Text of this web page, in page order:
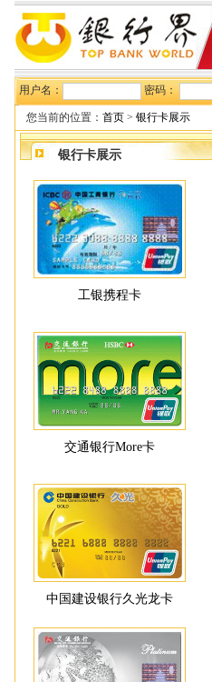
用户名： 密码：
您当前的位置： 首页 > 银行卡展示
银行卡展示
工银携程卡
交通银行More卡
中国建设银行久光龙卡